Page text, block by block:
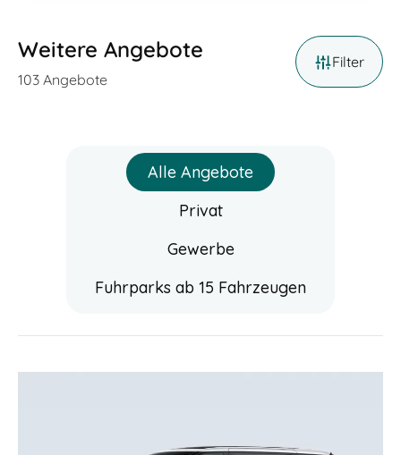
Weitere Angebote
103 Angebote
Filter
Alle Angebote
Privat
Gewerbe
Fuhrparks ab 15 Fahrzeugen